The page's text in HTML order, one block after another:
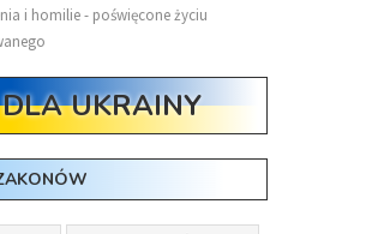
i homilie - poświęcone życiu
UKRAINY